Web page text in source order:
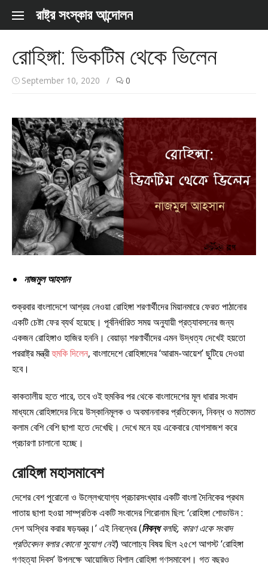
Skip to content
রাষ্ট্র সংস্কার আন্দোলন
রোহিঙ্গা: ভিকটিম থেকে ভিলেন
September 10, 2020 / 0
নাজমুল আহসান
শুক্রবার বাংলাদেশে আশ্রয় নেওয়া রোহিঙ্গা শরণার্থীদের মিয়ানমারে ফেরত পাঠানোর
একটি চেষ্টা ফের ব্যর্থ হয়েছে। পূর্বনির্ধারিত সময় অনুযায়ী প্রত্যাবসনের জন্য
একজন রোহিঙ্গাও হাজির হননি। বেয়াড়া শরণার্থীদের এমন উদ্ধত্য দেখেই হয়তো
পররাষ্ট্র মন্ত্রীহুমকি দিলেন, বাংলাদেশে রোহিঙ্গাদের ‘আরাম-আয়েশ’ ছুটিয়ে দেওয়া
হবে।
কাকতালীয় হতে পারে, তবে ওই হুমকির পর থেকে বাংলাদেশের মূল ধারার সংবাদ
মাধ্যমে রোহিঙ্গাদের নিয়ে উস্কানিমূলক ও অবমাননাকর প্রতিবেদন, নিবন্ধ ও মতামত
কলাম বেশি বেশি ছাপা হতে দেখেছি। দেখে মনে হয় একেবারে যোগসাজশ করে
প্রচারণা চালানো হচ্ছে।
রোহিঙ্গা মহাসমাবেশ
দেশের বেশ পুরোনো ও উল্লেখযোগ্য প্রচারসংখ্যার একটি বাংলা দৈনিকের প্রথম
পাতায় ছাপা হওয়া সাম্প্রতিক একটি সংবাদের শিরোনাম ছিল: ‘রোহিঙ্গা শোডাউন :
দেশ অস্থির করার ষড়যন্ত্র।’ এই নিবন্ধের (নিবন্ধবলছি, কারণ একে সংবাদ
প্রতিবেদন বলার কোনো সুযোগ নেই) আলোচ্য বিষয় ছিল ২৫শে আগস্ট ‘রোহিঙ্গা
গণহত্যা দিবস’ উপলক্ষে আয়োজিত বিশাল রোহিঙ্গা গণসমাবেশ। গত বছরও